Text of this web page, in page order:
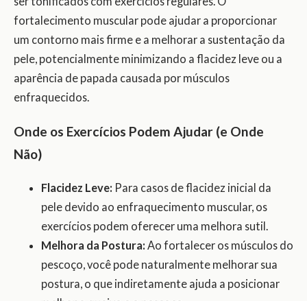
fortalecimento muscular pode ajudar a proporcionar
um contorno mais firme e a melhorar a sustentação da
pele, potencialmente minimizando a flacidez leve ou a
aparência de papada causada por músculos
enfraquecidos.
Onde os Exercícios Podem Ajudar (e Onde
Não)
Flacidez Leve: Para casos de flacidez inicial da
pele devido ao enfraquecimento muscular, os
exercícios podem oferecer uma melhora sutil.
Melhora da Postura: Ao fortalecer os músculos do
pescoço, você pode naturalmente melhorar sua
postura, o que indiretamente ajuda a posicionar